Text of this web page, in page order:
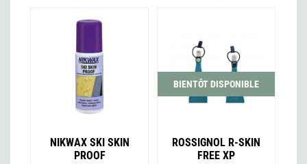
NIKWAX SKI SKIN
PROOF
BIENTÔT DISPONIBLE
ROSSIGNOL R-SKIN
FREE XP